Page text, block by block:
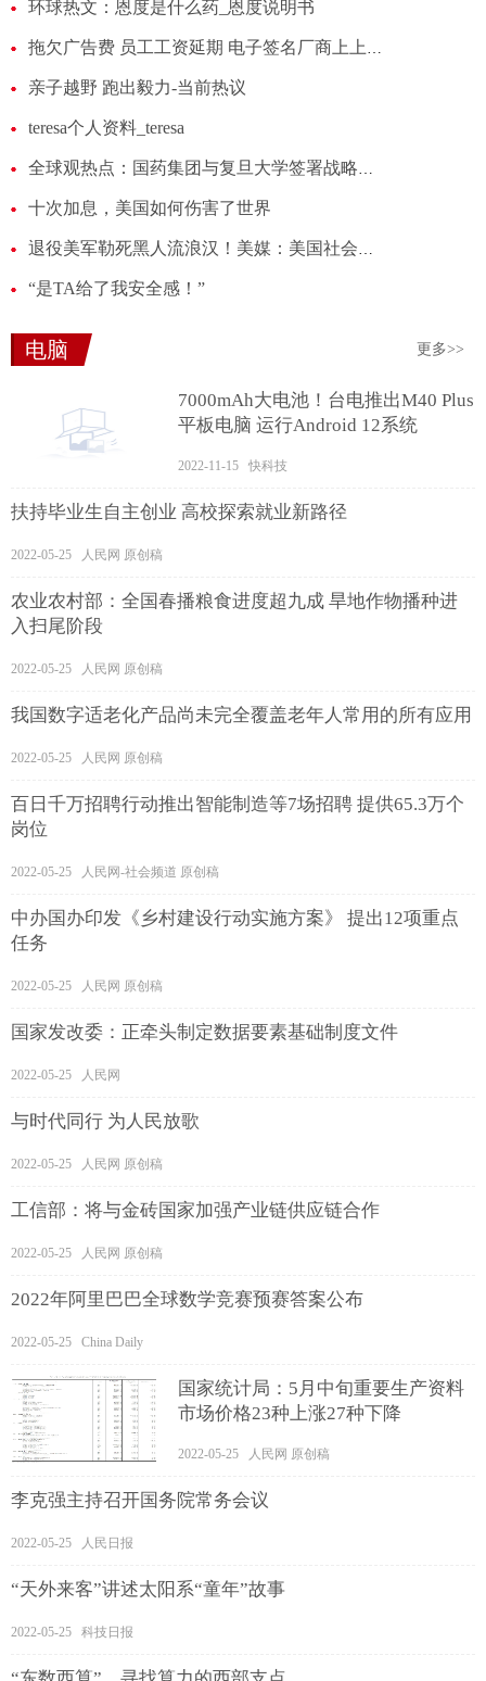
环球热文：恩度是什么药_恩度说明书
拖欠广告费 员工工资延期 电子签名厂商上上签掉队的原因 世界微速讯
亲子越野 跑出毅力-当前热议
teresa个人资料_teresa
全球观热点：国药集团与复旦大学签署战略合作框架协议
十次加息，美国如何伤害了世界
退役美军勒死黑人流浪汉！美媒：美国社会对黑人的暴力刻板印象根深蒂固 每日热点
“是TA给了我安全感！”
电脑 更多>>
7000mAh大电池！台电推出M40 Plus
平板电脑 运行Android 12系统
2022-11-15 快科技
扶持毕业生自主创业 高校探索就业新路径
2022-05-25 人民网 原创稿
农业农村部：全国春播粮食进度超九成 旱地作物播种进
入扫尾阶段
2022-05-25 人民网 原创稿
我国数字适老化产品尚未完全覆盖老年人常用的所有应用
2022-05-25 人民网 原创稿
百日千万招聘行动推出智能制造等7场招聘 提供65.3万个
岗位
2022-05-25 人民网-社会频道 原创稿
中办国办印发《乡村建设行动实施方案》 提出12项重点
任务
2022-05-25 人民网 原创稿
国家发改委：正牵头制定数据要素基础制度文件
2022-05-25 人民网
与时代同行 为人民放歌
2022-05-25 人民网 原创稿
工信部：将与金砖国家加强产业链供应链合作
2022-05-25 人民网 原创稿
2022年阿里巴巴全球数学竞赛预赛答案公布
2022-05-25 China Daily
国家统计局：5月中旬重要生产资料
市场价格23种上涨27种下降
2022-05-25 人民网 原创稿
李克强主持召开国务院常务会议
2022-05-25 人民日报
“天外来客”讲述太阳系“童年”故事
2022-05-25 科技日报